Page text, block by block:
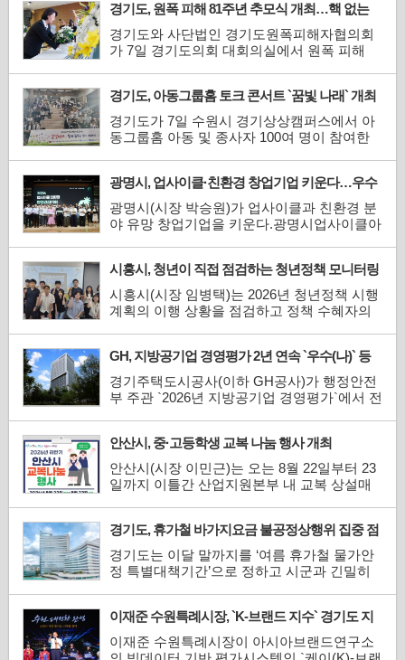
과 자원을 어떻게 배분하고 효과적으로 잘 쓰
는지를 정하는 일로 끝도 없고 늘 해도 부족한
것 같다”고 말했다.이어 추 지사는 “나라가 하
지 못하...
경기도, 원폭 피해 81주년 추모식 개최…핵 없는
평화 세상 염원
경기도와 사단법인 경기도원폭피해자협의회
가 7일 경기도의회 대회의실에서 원폭 피해
81주년 추모식’을 개최했다.이 날 추모식에는
추미애 경기도지사와 남종섭 경기도의회 의
장, 한국원폭피해자협회 서울지부 정정웅 지
부장, 박상복 경기...
경기도, 아동그룹홈 토크 콘서트 `꿈빛 나래` 개최
경기도가 7일 수원시 경기상상캠퍼스에서 아
동그룹홈 아동 및 종사자 100여 명이 참여한
보호를 받기 어려운 아동들에게 가정과 같은
환경을 제공하는 아동복지시설이다. 이 날 행
사는 아이들이 그룹홈에서 갈고닦은 재능을
발휘할 기회를 ...
광명시, 업사이클·친환경 창업기업 키운다…우수
팀에 총 3천만 원 지원
광명시(시장 박승원)가 업사이클과 친환경 분
야 유망 창업기업을 키운다.광명시업사이클아
규모의 시상금과 창업 역량 강화 프로그램을
지원한다고 7일 밝혔다.이번 경진대회는 업사
이클과 친환경 분야의 우수한 창업 아이디어
를 발굴하고, 광명...
시흥시, 청년이 직접 점검하는 청년정책 모니터링
본격 추진
시흥시(시장 임병택)는 2026년 청년정책 시행
계획의 이행 상황을 점검하고 정책 수혜자의
정책 모니터링은 청년이 직접 청년정책 추진
현황을 확인하고 실제 체감도를 바탕으로 개
선 의견을 제안하는 참여형 정책 점검 과정이
다. 사업별 성과와 문제점...
GH, 지방공기업 경영평가 2년 연속 `우수(나)` 등
급 획득
경기주택도시공사(이하 GH공사)가 행정안전
부 주관 `2026년 지방공기업 경영평가`에서 전
난해에 이어 2년 연속 우수 등급인 `나`등급을
획득하며 우수 공기업으로서의 경쟁력을 다시
한번 입증했다.이번 평가에서 GH공사는 ▲3
기 신도시 등 공공주택 공급 ...
안산시, 중·고등학생 교복 나눔 행사 개최
안산시(시장 이민근)는 오는 8월 22일부터 23
일까지 이틀간 산업지원본부 내 교복 상설매
는 사용하지 않는 교복을 기증받아 필요한 학
생들에게 저렴한 가격으로 판매하고, 수익금
을 기부해 나눔과 환경 보전을 실천하기 위해
2013년부터 추진되고 있...
경기도, 휴가철 바가지요금 불공정상행위 집중 점
검
경기도는 이달 말까지를 ‘여름 휴가철 물가안
정 특별대책기간’으로 정하고 시군과 긴밀히
인상과 바가지요금 등 불공정 상행위를 예방
하고, 건전한 상거래 질서를 확립하기 위해 추
진된다.시군별로 지역상인회 및 소비자단체와
이재준 수원특례시장, `K-브랜드 지수` 경기도 지
자체장 부문 1위
이재준 수원특례시장이 아시아브랜드연구소